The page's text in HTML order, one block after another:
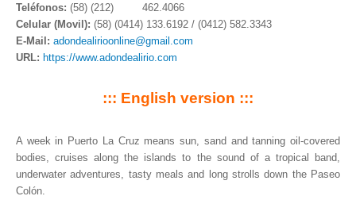
Teléfonos: (58) (212) 462.4066
Celular (Movil): (58) (0414) 133.6192 / (0412) 582.3343
E-Mail: adondealirioonline@gmail.com
URL: https://www.adondealirio.com
::: English version :::
A week in Puerto La Cruz means sun, sand and tanning oil-covered
bodies, cruises along the islands to the sound of a tropical band,
underwater adventures, tasty meals and long strolls down the Paseo
Colón.